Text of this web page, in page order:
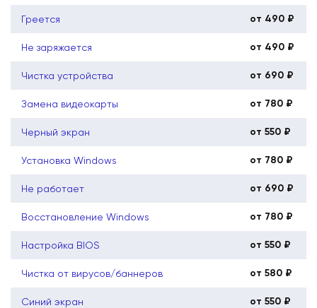
Греется от 490 ₽
Не заряжается от 490 ₽
Чистка устройства от 690 ₽
Замена видеокарты от 780 ₽
Черный экран от 550 ₽
Установка Windows от 780 ₽
Не работает от 690 ₽
Восстановление Windows от 780 ₽
Настройка BIOS от 550 ₽
Чистка от вирусов/баннеров от 580 ₽
Синий экран от 550 ₽